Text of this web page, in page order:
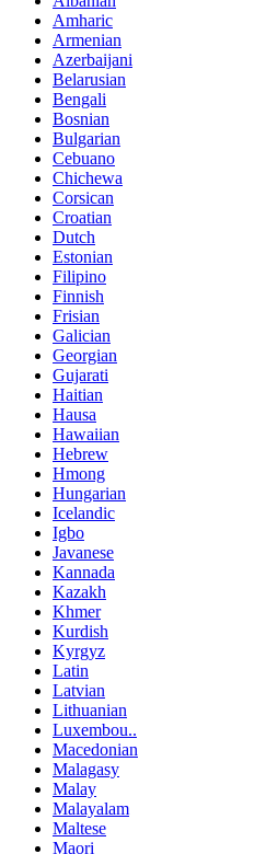
Amharic
Armenian
Azerbaijani
Belarusian
Bengali
Bosnian
Bulgarian
Cebuano
Chichewa
Corsican
Croatian
Dutch
Estonian
Filipino
Finnish
Frisian
Galician
Georgian
Gujarati
Haitian
Hausa
Hawaiian
Hebrew
Hmong
Hungarian
Icelandic
Igbo
Javanese
Kannada
Kazakh
Khmer
Kurdish
Kyrgyz
Latin
Latvian
Lithuanian
Luxembou..
Macedonian
Malagasy
Malay
Malayalam
Maltese
Maori